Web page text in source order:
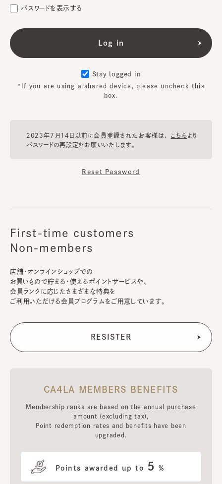
パスワードを表示する
Stay logged in
*If you are using a shared device, please uncheck this
box.
2023年7月14日以前に会員登録されたお客様は、 こちらより
パスワードの再設定をお願いいたします。
Reset Password
First-time customers
Non-members
店舗・オンラインショップでの
お買いもので貯まる・使えるポイントサービスや、
会員ランクに応じたさまざまな特典を
ご利用いただける会員プログラムをご用意しています。
CA4LA MEMBERS BENEFITS
Membership ranks are based on the annual purchase
amount (excluding tax),
Point redemption rates and benefits have been
upgraded.
Points awarded up to 5 %